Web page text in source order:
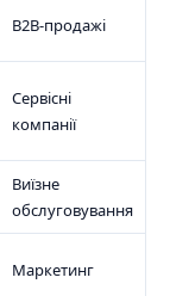
B2B-продажі
Сервісні
компанії
Виїзне
обслуговування
Маркетинг